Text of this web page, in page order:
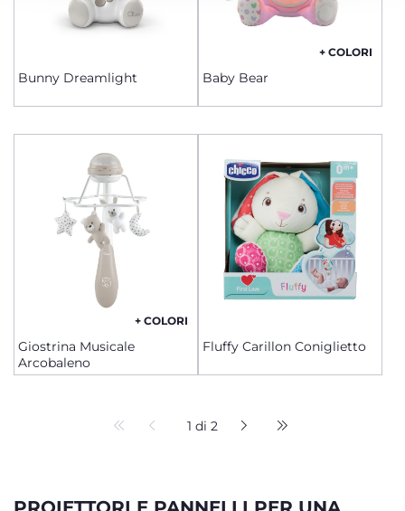
Bunny Dreamlight
+ COLORI
Baby Bear
+ COLORI
Giostrina Musicale
Arcobaleno
Fluffy Carillon Coniglietto
1 di 2